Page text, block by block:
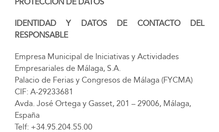
IDENTIDAD Y DATOS DE CONTACTO DEL
RESPONSABLE
Empresa Municipal de Iniciativas y Actividades
Empresariales de Málaga, S.A.
Palacio de Ferias y Congresos de Málaga (FYCMA)
CIF: A-29233681
Avda. José Ortega y Gasset, 201 – 29006, Málaga,
España
Telf: +34.95.204.55.00